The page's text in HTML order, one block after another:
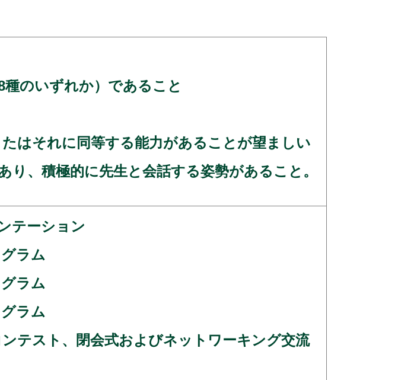
のいずれか）であること
はそれに同等する能力があることが望ましい
り、積極的に先生と会話する姿勢があること。
テーション
ラム
ラム
ラム
スト、閉会式およびネットワーキング交流